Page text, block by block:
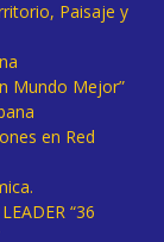
Paisaje y
Mundo Mejor”
en Red
“36